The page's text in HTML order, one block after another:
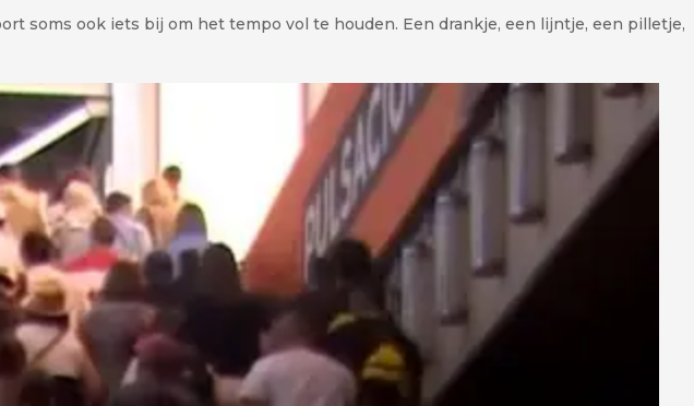
soms ook iets bij om het tempo vol te houden. Een drankje, een lijntje, een pilletje,